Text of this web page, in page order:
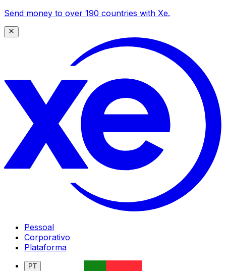
Send money to over 190 countries with Xe.
Pessoal
Corporativo
Plataforma
PT